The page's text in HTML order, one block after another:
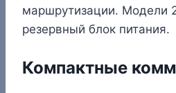
маршрутизации. Модели
резервный блок питания.
Компактные